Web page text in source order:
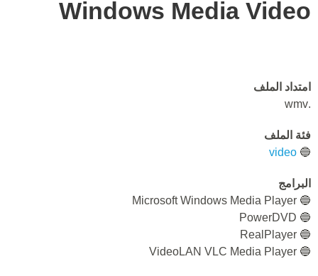
Windows Media Video
امتداد الملف
.wmv
فئة الملف
🔵
video
البرامج
🔵 Microsoft Windows Media Player
🔵 PowerDVD
🔵 RealPlayer
🔵 VideoLAN VLC Media Player